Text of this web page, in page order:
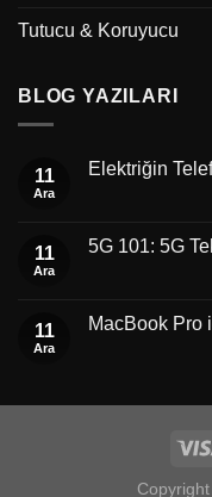
Tutucu & Koruyucu
BLOG YAZILARI
11
Ara
Elektriğin
11
Ara
5G 101: 5G
11
Ara
MacBook Pro